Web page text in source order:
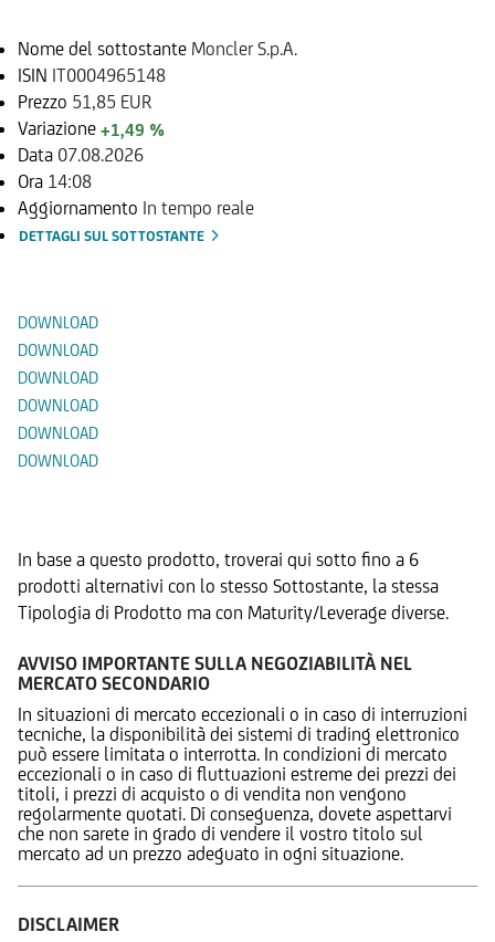
Nome del sottostante Moncler S.p.A.
ISIN IT0004965148
Prezzo 51,85 EUR
Variazione +1,49 %
Data 07.08.2026
Ora 14:08
Aggiornamento In tempo reale
DETTAGLI SUL SOTTOSTANTE
DOWNLOAD
DOWNLOAD
DOWNLOAD
DOWNLOAD
DOWNLOAD
DOWNLOAD
In base a questo prodotto, troverai qui sotto fino a 6
prodotti alternativi con lo stesso Sottostante, la stessa
Tipologia di Prodotto ma con Maturity/Leverage diverse.
AVVISO IMPORTANTE SULLA NEGOZIABILITÀ NEL
MERCATO SECONDARIO
In situazioni di mercato eccezionali o in caso di interruzioni
tecniche, la disponibilità dei sistemi di trading elettronico
può essere limitata o interrotta. In condizioni di mercato
eccezionali o in caso di fluttuazioni estreme dei prezzi dei
titoli, i prezzi di acquisto o di vendita non vengono
regolarmente quotati. Di conseguenza, dovete aspettarvi
che non sarete in grado di vendere il vostro titolo sul
mercato ad un prezzo adeguato in ogni situazione.
DISCLAIMER